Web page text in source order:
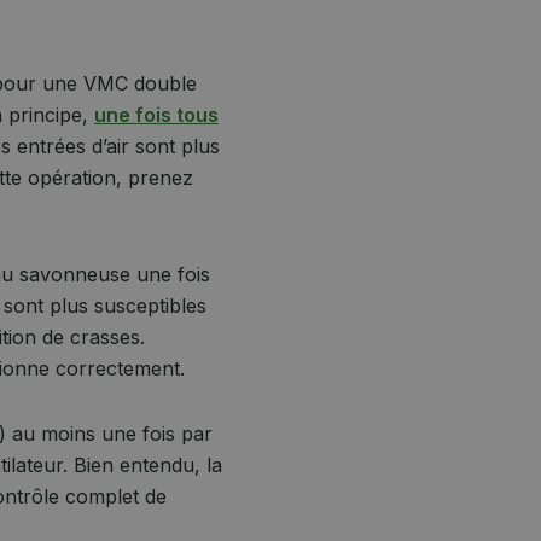
une VMC double
principe, une fois tous
entrées d’air sont plus
opération, prenez
savonneuse une fois
plus susceptibles
de crasses.
correctement.
au moins une fois par
Bien entendu, la
complet de